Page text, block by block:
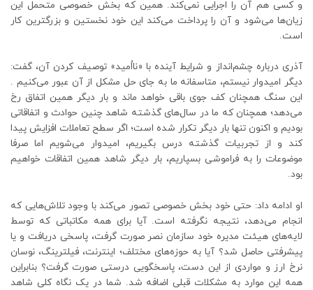
و کسی هم آن را اجرایی نمی‌کند. همین که بخش خصوصی متحمل این
زیان‌ها می‌شود و آن را پرداخت می‌کند این خود نخستین و بزرگترین کار
است.
آذری درباره چشم‌انداز و شرایط آینده با «نااُمید» توصیف کردن آن، گفت:
دیگر امیدوار نیستم، متاسفانه ما به جای حل مشکل از آن عبور می‌کنیم .
این سنگ همچنان کف جوی باقی خواهد ماند و بار دیگر همین اتفاق رخ
می‌دهد؛ همچنان که ما در سال‌های گذشته شاهد چنین حوادث و اتفاقاتی
بودیم و اکنون تنها بار دیگر تکرار شده است؛ اگر سطح تعاملات افزایش پیدا
کند و از تجربیات گذشته درس بگیریم، امیدوار می‌شویم اما صرفا
موضوعات را به فراموشی بسپاریم، بار دیگر شاهد همین اتفاقات خواهیم
بود.
او ادامه داد: حتی خود بخش خصوصی تصور می‌کند با وجود تلاش‌هایی که
انجام می‌دهد، نتیجه نگرفته است. آیا برای همه مکاتباتی که توسط
لایه‌های هیئت مدیره خود سازمان نصر صورت گرفت، پاسخی دریافت و یا
پیشرفتی حاصل شد؟ آیا به حوزه‌های مختلف؛ اینترنت، فیلترینگ، نوسان
نرخ ارز و مواردی از این دست، پاسخگویی درستی صورت گرفت؟ بنابراین
همه این موارد به مشکلات قبلی اضافه شد. شما در یک نگاه کلی شاهد